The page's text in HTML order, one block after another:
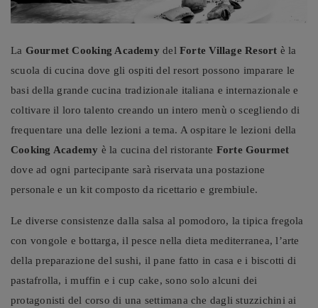
La Gourmet Cooking Academy del Forte Village Resort è la
scuola di cucina dove gli ospiti del resort possono imparare le
basi della grande cucina tradizionale italiana e internazionale e
coltivare il loro talento creando un intero menù o scegliendo di
frequentare una delle lezioni a tema. A ospitare le lezioni della
Cooking Academy è la cucina del ristorante Forte Gourmet
dove ad ogni partecipante sarà riservata una postazione
personale e un kit composto da ricettario e grembiule.
Le diverse consistenze dalla salsa al pomodoro, la tipica fregola
con vongole e bottarga, il pesce nella dieta mediterranea, l’arte
della preparazione del sushi, il pane fatto in casa e i biscotti di
pastafrolla, i muffin e i cup cake, sono solo alcuni dei
protagonisti del corso di una settimana che dagli stuzzichini ai